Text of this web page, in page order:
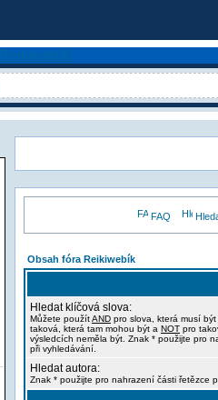
FAQ
Obsah fóra Reikiwebík
Hledat klíčová slova:
Můžete použítAND pro slova, která musí
taková, která tam mohou být a NOT pro
výsledcích neměla být. Znak * použijte pro
při vyhledávání.
Hledat autora:
Znak * použijte pro nahrazení části řetězce